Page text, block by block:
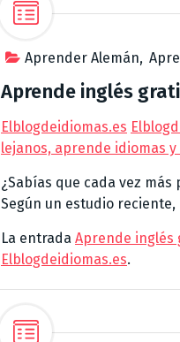
Aprender Alemán,
Aprende inglés
Elblogdeidiomas.es
lejanos, aprende idiomas
¿Sabías que cada vez
Según un estudio reciente,
La entrada Aprende inglés
Elblogdeidiomas.es.